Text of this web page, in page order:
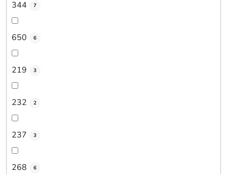
344 7
650 6
219 3
232 2
237 3
268 6